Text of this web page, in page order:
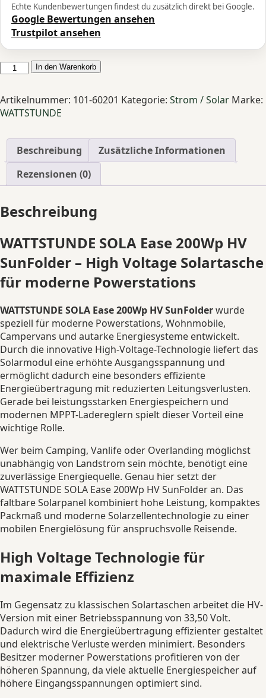
Echte Kundenbewertungen findest du zusätzlich direkt bei Google.
Google Bewertungen ansehen
Trustpilot ansehen
WATTSTUNDE
200Wp
HV
Solartasche
faltbares
Solarpanel
Camping
leistungsstark
Menge
In den Warenkorb
Artikelnummer: 101-60201 Kategorie: Strom / Solar Marke:
WATTSTUNDE
Beschreibung
Zusätzliche Informationen
Rezensionen (0)
Beschreibung
WATTSTUNDE SOLA Ease 200Wp HV
SunFolder – High Voltage Solartasche
für moderne Powerstations
WATTSTUNDE SOLA Ease 200Wp HV SunFolderwurde
speziell für moderne Powerstations, Wohnmobile,
Campervans und autarke Energiesysteme entwickelt.
Durch die innovative High-Voltage-Technologie liefert das
Solarmodul eine erhöhte Ausgangsspannung und
ermöglicht dadurch eine besonders effiziente
Energieübertragung mit reduzierten Leitungsverlusten.
Gerade bei leistungsstarken Energiespeichern und
modernen MPPT-Ladereglern spielt dieser Vorteil eine
wichtige Rolle.
Wer beim Camping, Vanlife oder Overlanding möglichst
unabhängig von Landstrom sein möchte, benötigt eine
zuverlässige Energiequelle. Genau hier setzt der
WATTSTUNDE SOLA Ease 200Wp HV SunFolder an. Das
faltbare Solarpanel kombiniert hohe Leistung, kompaktes
Packmaß und moderne Solarzellentechnologie zu einer
mobilen Energielösung für anspruchsvolle Reisende.
High Voltage Technologie für
maximale Effizienz
Im Gegensatz zu klassischen Solartaschen arbeitet die HV-
Version mit einer Betriebsspannung von 33,50 Volt.
Dadurch wird die Energieübertragung effizienter gestaltet
und elektrische Verluste werden minimiert. Besonders
Besitzer moderner Powerstations profitieren von der
höheren Spannung, da viele aktuelle Energiespeicher auf
höhere Eingangsspannungen optimiert sind.